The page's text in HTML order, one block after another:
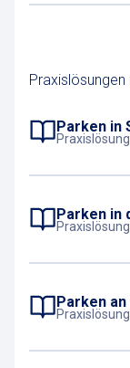
Parken in
Parken in
Parken